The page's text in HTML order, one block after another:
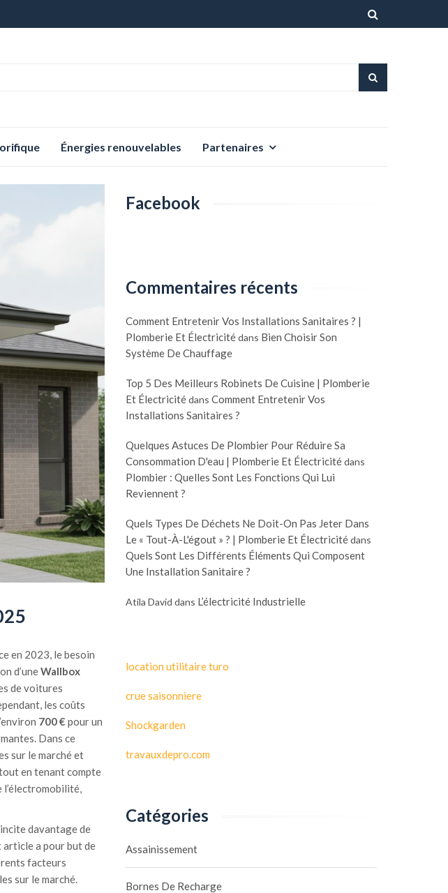
Aller
contenu
Énergies renouvelables Partenaires
en 2023, le besoin
d’uneWallbox
de voitures
les coûts
700 € pour un
Dans ce
sur le marché et
en tenant compte
l’électromobilité,
davantage de
article a pour but de
facteurs
sur le marché.
Facebook
Commentaires récents
Comment Entretenir Vos Installations Sanitaires ? |
Plomberie Et Électricitédans Bien Choisir Son
Système De Chauffage
Top 5 Des Meilleurs Robinets De Cuisine | Plomberie
Et Électricitédans Comment Entretenir Vos
Installations Sanitaires ?
Quelques Astuces De Plombier Pour Réduire Sa
Consommation D'eau | Plomberie Et Électricitédans
Plombier : Quelles Sont Les Fonctions Qui Lui
Reviennent ?
Quels Types De Déchets Ne Doit-On Pas Jeter Dans
Le « Tout-À-L'égout » ? | Plomberie Et Électricitédans
Quels Sont Les Différents Éléments Qui Composent
Une Installation Sanitaire ?
Atila David dans L’électricité Industrielle
location utilitaire turo
crue saisonniere
Shockgarden
travauxdepro.com
Catégories
Assainissement
Bornes De Recharge